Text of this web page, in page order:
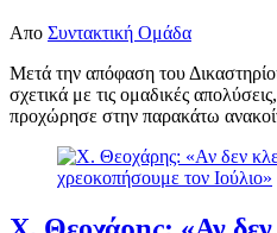
Απο Συντακτική Ομάδα
Μετά την απόφαση του
σχετικά με τις ομαδικές
προχώρησε στην παρακάτω